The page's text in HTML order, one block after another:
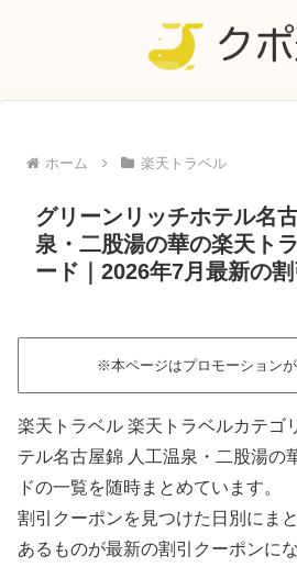
ホーム 楽天トラベル
グリーンリッチホテル名
泉・二股湯の華の楽天ト
ード｜2026年7月最新の
※本ページはプロモーション
楽天トラベル 楽天トラベルカテゴ
テル名古屋錦 人工温泉・二股湯の
ドの一覧を随時まとめています。
割引クーポンを見つけた日別にま
あるものが最新の割引クーポンにな